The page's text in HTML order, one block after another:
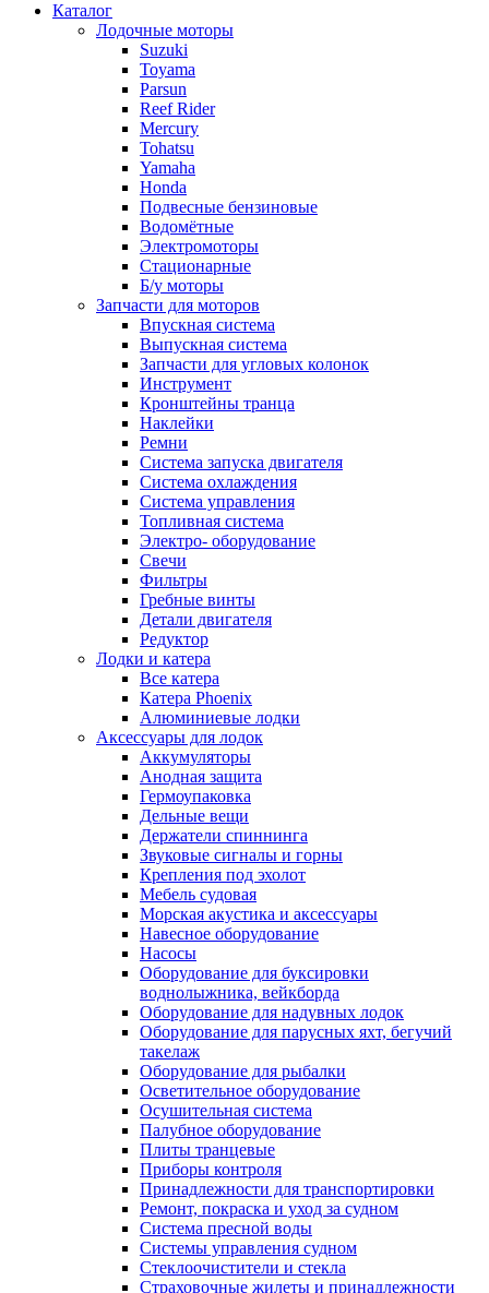
Каталог
Лодочные моторы
Suzuki
Toyama
Parsun
Reef Rider
Mercury
Tohatsu
Yamaha
Honda
Подвесные бензиновые
Водомётные
Электромоторы
Стационарные
Б/у моторы
Запчасти для моторов
Впускная система
Выпускная система
Запчасти для угловых колонок
Инструмент
Кронштейны транца
Наклейки
Ремни
Система запуска двигателя
Система охлаждения
Система управления
Топливная система
Электро- оборудование
Свечи
Фильтры
Гребные винты
Детали двигателя
Редуктор
Лодки и катера
Все катера
Катера Phoenix
Алюминиевые лодки
Аксессуары для лодок
Аккумуляторы
Анодная защита
Гермоупаковка
Дельные вещи
Держатели спиннинга
Звуковые сигналы и горны
Крепления под эхолот
Мебель судовая
Морская акустика и аксессуары
Навесное оборудование
Насосы
Оборудование для буксировки
воднолыжника, вейкборда
Оборудование для надувных лодок
Оборудование для парусных яхт, бегучий
такелаж
Оборудование для рыбалки
Осветительное оборудование
Осушительная система
Палубное оборудование
Плиты транцевые
Приборы контроля
Принадлежности для транспортировки
Ремонт, покраска и уход за судном
Система пресной воды
Системы управления судном
Стеклоочистители и стекла
Страховочные жилеты и принадлежности